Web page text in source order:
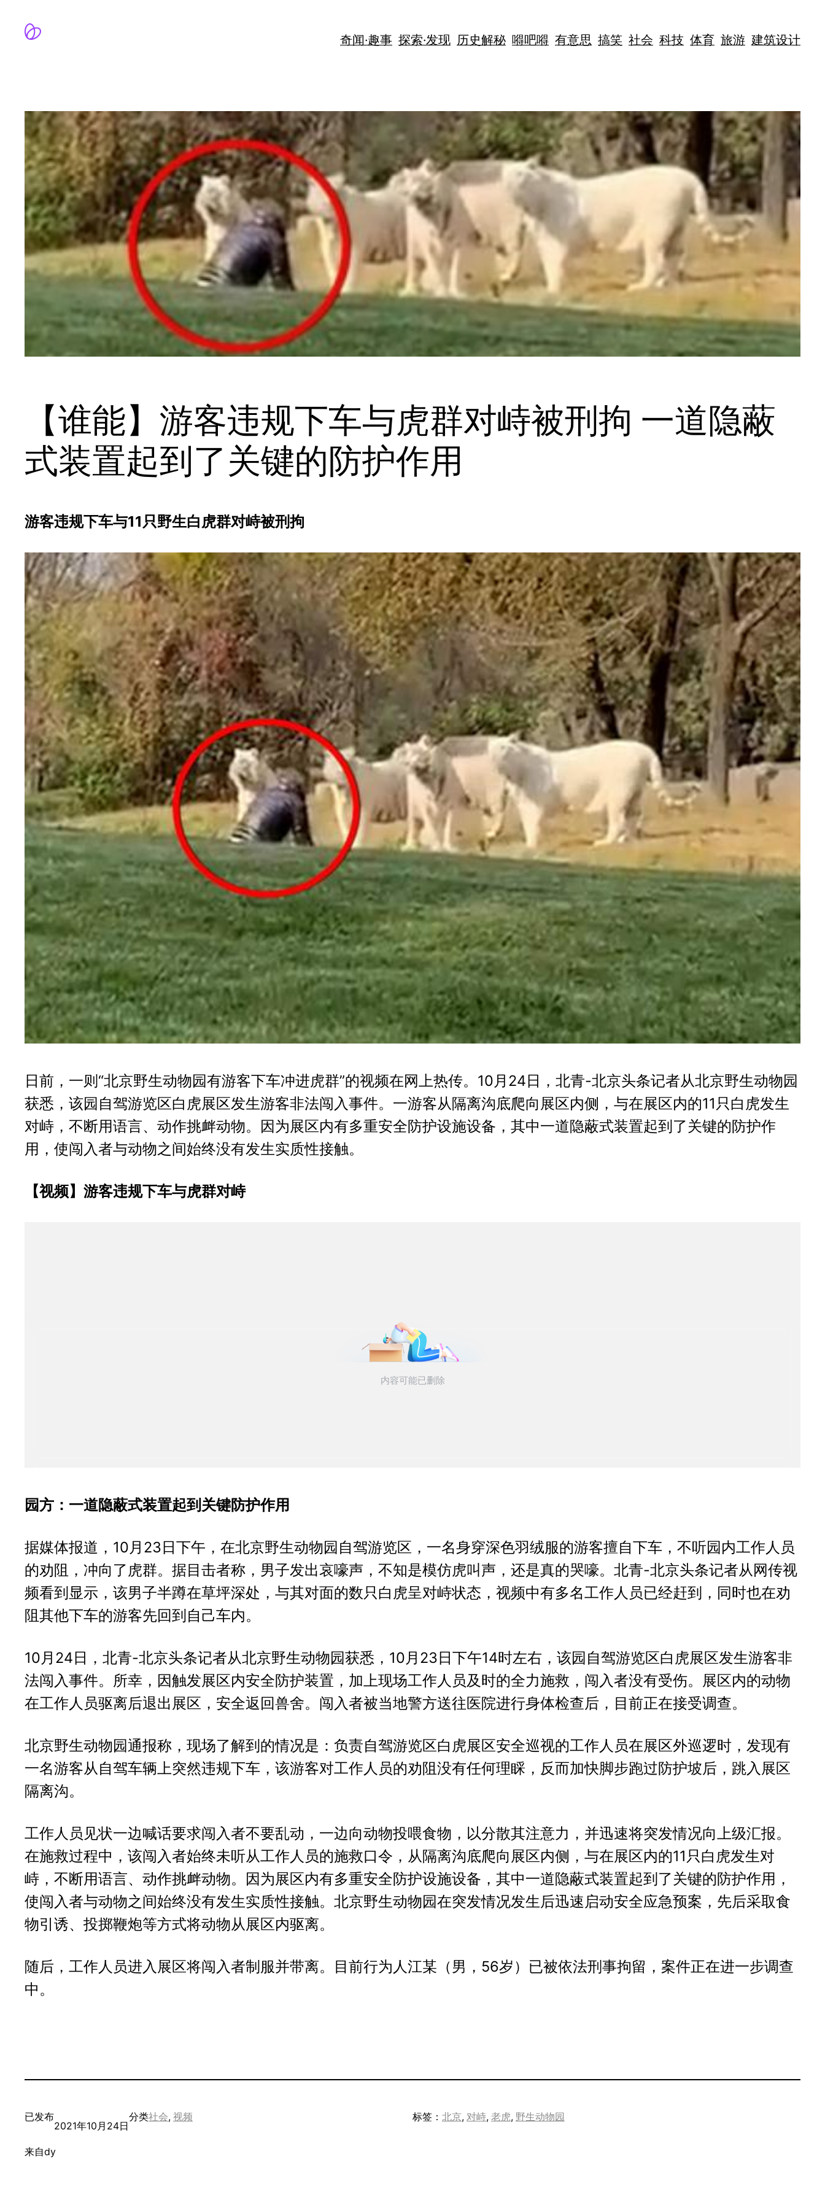
奇闻·趣事 探索·发现 历史解秘 嘚吧嘚 有意思 搞笑 社会 科技 体育 旅游 建筑设计
【谁能】游客违规下车与虎群对峙被刑拘 一道隐蔽
式装置起到了关键的防护作用
游客违规下车与11只野生白虎群对峙被刑拘
日前，一则“北京野生动物园有游客下车冲进虎群”的视频在网上热传。10月24日，北青-北京头条记者从北京野生动物园
获悉，该园自驾游览区白虎展区发生游客非法闯入事件。一游客从隔离沟底爬向展区内侧，与在展区内的11只白虎发生
对峙，不断用语言、动作挑衅动物。因为展区内有多重安全防护设施设备，其中一道隐蔽式装置起到了关键的防护作
用，使闯入者与动物之间始终没有发生实质性接触。
【视频】游客违规下车与虎群对峙
园方：一道隐蔽式装置起到关键防护作用
据媒体报道，10月23日下午，在北京野生动物园自驾游览区，一名身穿深色羽绒服的游客擅自下车，不听园内工作人员
的劝阻，冲向了虎群。据目击者称，男子发出哀嚎声，不知是模仿虎叫声，还是真的哭嚎。北青-北京头条记者从网传视
频看到显示，该男子半蹲在草坪深处，与其对面的数只白虎呈对峙状态，视频中有多名工作人员已经赶到，同时也在劝
阻其他下车的游客先回到自己车内。
10月24日，北青-北京头条记者从北京野生动物园获悉，10月23日下午14时左右，该园自驾游览区白虎展区发生游客非
法闯入事件。所幸，因触发展区内安全防护装置，加上现场工作人员及时的全力施救，闯入者没有受伤。展区内的动物
在工作人员驱离后退出展区，安全返回兽舍。闯入者被当地警方送往医院进行身体检查后，目前正在接受调查。
北京野生动物园通报称，现场了解到的情况是：负责自驾游览区白虎展区安全巡视的工作人员在展区外巡逻时，发现有
一名游客从自驾车辆上突然违规下车，该游客对工作人员的劝阻没有任何理睬，反而加快脚步跑过防护坡后，跳入展区
隔离沟。
工作人员见状一边喊话要求闯入者不要乱动，一边向动物投喂食物，以分散其注意力，并迅速将突发情况向上级汇报。
在施救过程中，该闯入者始终未听从工作人员的施救口令，从隔离沟底爬向展区内侧，与在展区内的11只白虎发生对
峙，不断用语言、动作挑衅动物。因为展区内有多重安全防护设施设备，其中一道隐蔽式装置起到了关键的防护作用，
使闯入者与动物之间始终没有发生实质性接触。北京野生动物园在突发情况发生后迅速启动安全应急预案，先后采取食
物引诱、投掷鞭炮等方式将动物从展区内驱离。
随后，工作人员进入展区将闯入者制服并带离。目前行为人江某（男，56岁）已被依法刑事拘留，案件正在进一步调查
中。
已发布
2021年10月24日
分类社会, 视频
来自dy
标签： 北京, 对峙, 老虎, 野生动物园